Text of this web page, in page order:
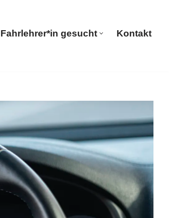
Fahrlehrer*in gesucht Kontakt